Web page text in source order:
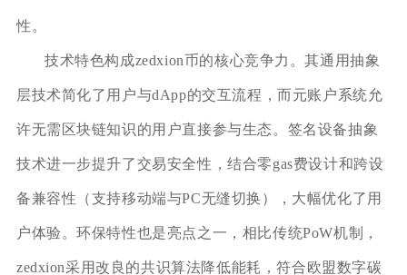
性。
技术特色构成zedxion币的核心竞争力。其通用抽象
层技术简化了用户与dApp的交互流程，而元账户系统允
许无需区块链知识的用户直接参与生态。签名设备抽象
技术进一步提升了交易安全性，结合零gas费设计和跨设
备兼容性（支持移动端与PC无缝切换），大幅优化了用
户体验。环保特性也是亮点之一，相比传统PoW机制，
zedxion采用改良的共识算法降低能耗，符合欧盟数字碳